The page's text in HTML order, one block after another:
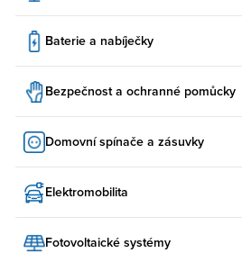
Baterie a nabíječky
Bezpečnost a ochranné pomůcky
Domovní spínače a zásuvky
Elektromobilita
Fotovoltaické systémy